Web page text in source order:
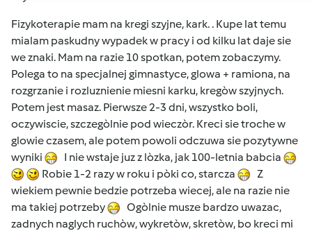
Fizykoterapie mam na kregi szyjne, kark. . Kupe lat temu
mialam paskudny wypadek w pracy i od kilku lat daje sie
we znaki. Mam na razie 10 spotkan, potem zobaczymy.
Polega to na specjalnej gimnastyce, glowa + ramiona, na
rozgrzanie i rozluznienie miesni karku, kregòw szyjnych.
Potem jest masaz. Pierwsze 2-3 dni, wszystko boli,
oczywiscie, szczegòlnie pod wieczòr. Kreci sie troche w
glowie czasem, ale potem powoli odczuwa sie pozytywne
wyniki
I nie wstaje juz z lòzka, jak 100-letnia babcia
Robie 1-2 razy w roku i pòki co, starcza
Z
wiekiem pewnie bedzie potrzeba wiecej, ale na razie nie
ma takiej potrzeby
Ogòlnie musze bardzo uwazac,
zadnych naglych ruchòw, wykretòw, skretòw, bo kreci mi